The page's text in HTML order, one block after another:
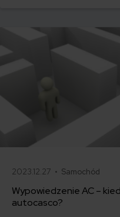
2023.12.27 • Samochód
Wypowiedzenie AC –
autocasco?